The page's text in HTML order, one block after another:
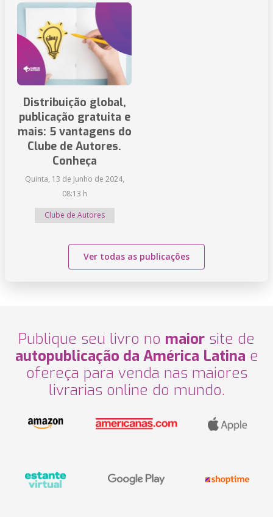
Distribuição global,
publicação gratuita e
mais: 5 vantagens do
Clube de Autores.
Conheça
Quinta, 13 de Junho de 2024,
08:13 h
Clube de Autores
Ver todas as publicações
Publique seu livro no maior site de
autopublicação da América Latina e
ofereça para venda nas maiores
livrarias online do mundo.